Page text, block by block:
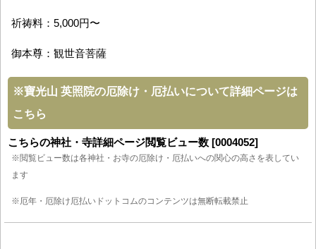
祈祷料：5,000円〜
御本尊：観世音菩薩
※寶光山 英照院の厄除け・厄払いについて詳細ページは
こちら
こちらの神社・寺詳細ページ閲覧ビュー数 [0004052]
※閲覧ビュー数は各神社・お寺の厄除け・厄払いへの関心の高さを表してい
ます
※厄年・厄除け厄払いドットコムのコンテンツは無断転載禁止